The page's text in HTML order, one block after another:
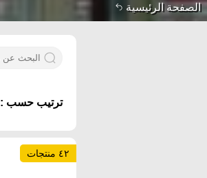
الصفحة الرئيسية
ترتيب حسب :
٤٢ منتجات